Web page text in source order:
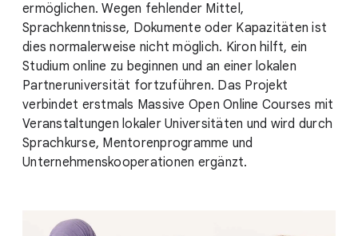
ermöglichen. Wegen fehlender Mittel,
Sprachkenntnisse, Dokumente oder Kapazitäten ist
dies normalerweise nicht möglich. Kiron hilft, ein
Studium online zu beginnen und an einer lokalen
Partneruniversität fortzuführen. Das Projekt
verbindet erstmals Massive Open Online Courses mit
Veranstaltungen lokaler Universitäten und wird durch
Sprachkurse, Mentorenprogramme und
Unternehmenskooperationen ergänzt.